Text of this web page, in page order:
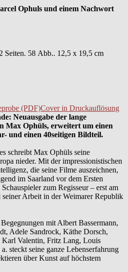
Ophuls und einem Nachwort
Seiten. 58 Abb.. 12,5 x 19,5 cm
(PDF)Cover in Druckauflösung
Neuausgabe der lange
Max Ophüls, erweitert um einen
und einen 40seitigen Bildteil.
schreibt Max Ophüls seine
nieder. Mit der impressionistischen
die seine Filme auszeichnen,
im Saarland vor dem Ersten
zum Regisseur – erst am
Arbeit in der Weimarer Republik
mit Albert Bassermann,
Adele Sandrock, Käthe Dorsch,
Valentin, Fritz Lang, Louis
steckt seine ganze Lebenserfahrung
über Kunst auf höchstem